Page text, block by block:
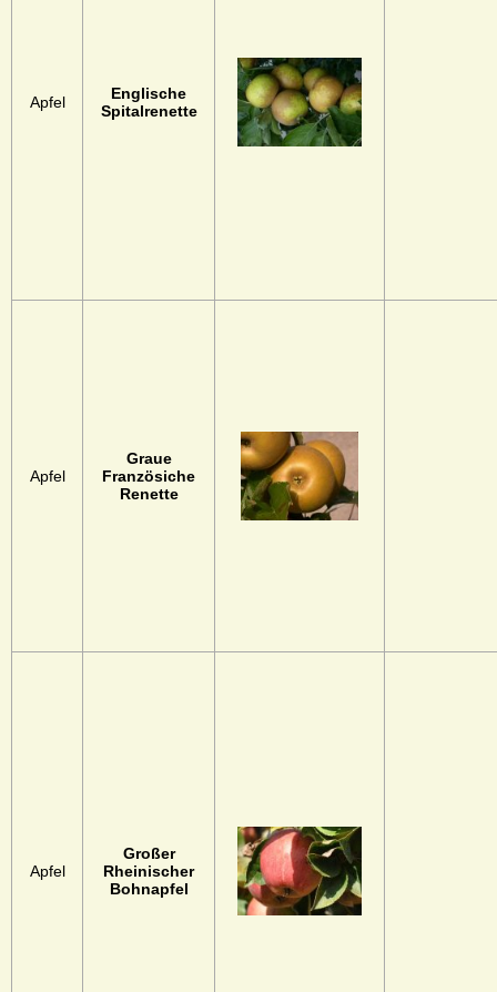
Apfel
Englische
Spitalrenette
Apfel
Graue
Französiche
Renette
Apfel
Großer
Rheinischer
Bohnapfel